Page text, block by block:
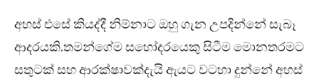
අහස් එසේ කියද්දී නිම්නාට ඔහු ගැන උපදින්නේ සැබෑ
ආදරයකි.තමන්ගේම සහෝදරයෙකු සිටීම මොනතරමට
සතුටක් සහ ආරක්ෂාවක්දැයි ඇයට වටහා දුන්නේ අහස්